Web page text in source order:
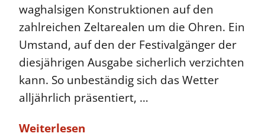
waghalsigen Konstruktionen auf den
zahlreichen Zeltarealen um die Ohren. Ein
Umstand, auf den der Festivalgänger der
diesjährigen Ausgabe sicherlich verzichten
kann. So unbeständig sich das Wetter
alljährlich präsentiert, …
Weiterlesen